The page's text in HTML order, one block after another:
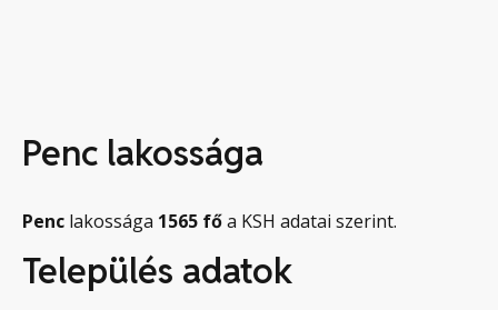
Penc lakossága
Penc lakossága 1565 főa KSH adatai szerint.
Település adatok